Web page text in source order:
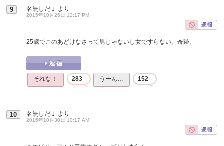
9 名無しだＪ より
2015年10月26日 12:17 PM
25歳でこのあどけなさって男じゃないし女ですらない。奇跡。
それな！ 283 うーん… 152
10 名無しだＪ より
2015年10月30日 10:17 AM